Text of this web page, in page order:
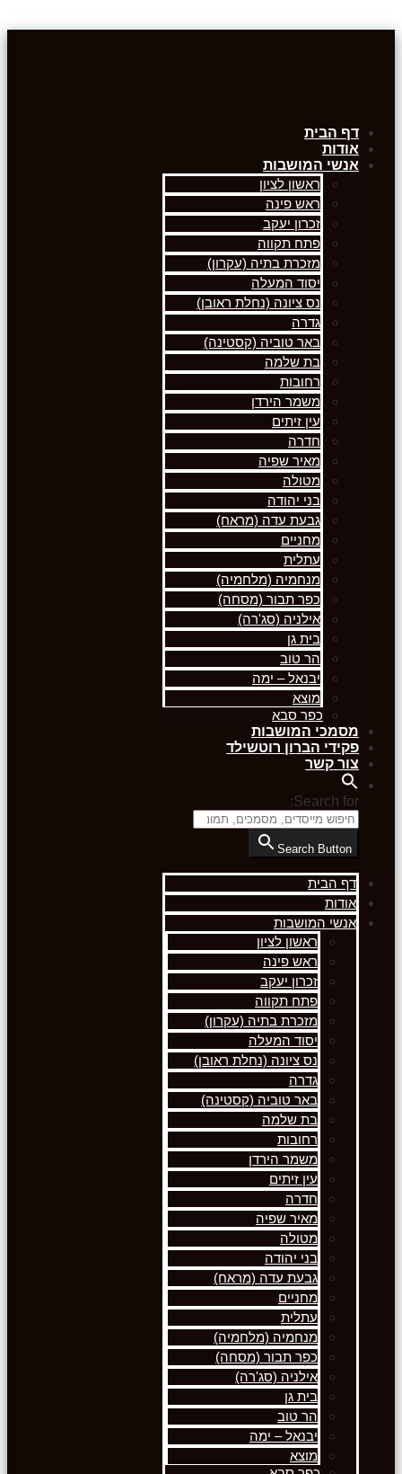
דף הבית
אודות
אנשי המושבות
ראשון לציון
ראש פינה
זכרון יעקב
פתח תקווה
מזכרת בתיה (עקרון)
יסוד המעלה
נס ציונה (נחלת ראובן)
גדרה
באר טוביה (קסטינה)
בת שלמה
רחובות
משמר הירדן
עין זיתים
חדרה
מאיר שפיה
מטולה
בני יהודה
גבעת עדה (מראח)
מחניים
עתלית
מנחמיה (מלחמיה)
כפר תבור (מסחה)
אילניה (סג'רה)
בית גן
הר טוב
יבנאל – ימה
מוצא
כפר סבא
מסמכי המושבות
פקידי הברון רוטשילד
צור קשר
Search for:
Search Button
דף הבית
אודות
אנשי המושבות
ראשון לציון
ראש פינה
זכרון יעקב
פתח תקווה
מזכרת בתיה (עקרון)
יסוד המעלה
נס ציונה (נחלת ראובן)
גדרה
באר טוביה (קסטינה)
בת שלמה
רחובות
משמר הירדן
עין זיתים
חדרה
מאיר שפיה
מטולה
בני יהודה
גבעת עדה (מראח)
מחניים
עתלית
מנחמיה (מלחמיה)
כפר תבור (מסחה)
אילניה (סג'רה)
בית גן
הר טוב
יבנאל – ימה
מוצא